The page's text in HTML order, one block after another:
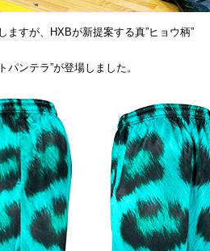
ますが、HXBが新提案する真”ヒョウ柄”
ンテラ”が登場しました。